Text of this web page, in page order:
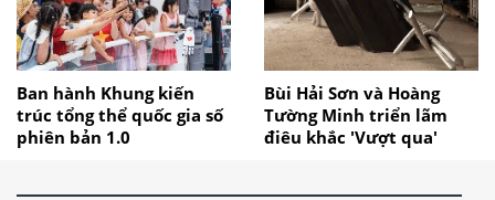
Ban hành Khung kiến
trúc tổng thể quốc gia số
phiên bản 1.0
Bùi Hải Sơn và Hoàng
Tường Minh triển lãm
điêu khắc 'Vượt qua'